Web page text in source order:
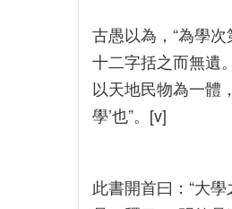
古愚以為，“為學
十二字括之而無遺
以天地民物為一體
學’也”。[v]
此書開首曰：“大